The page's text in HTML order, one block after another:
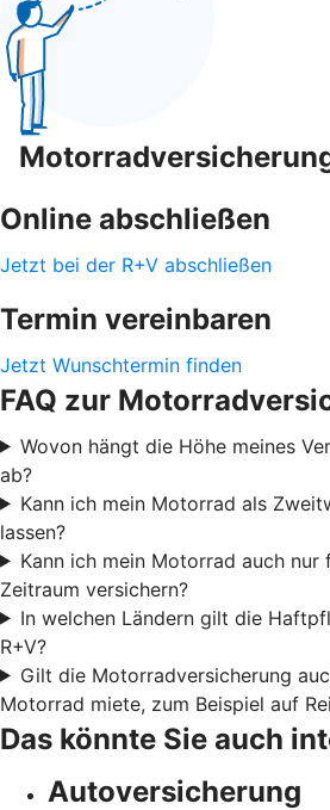
Online abschließen
Jetzt bei der R+V abschließen
Termin vereinbaren
Jetzt Wunschtermin finden
FAQ zur
Wovon hängt die Höhe meines
ab?
Kann ich mein Motorrad als
lassen?
Kann ich mein Motorrad auch nur
Zeitraum versichern?
In welchen Ländern gilt die
R+V?
Gilt die Motorradversicherung
Motorrad miete, zum Beispiel auf
Das könnte Sie auch
Autoversicherung